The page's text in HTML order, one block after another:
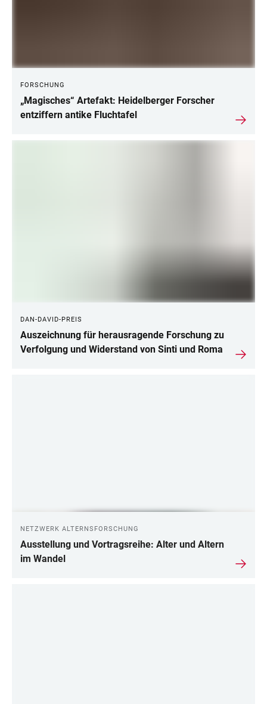
FORSCHUNG
„Magisches“ Artefakt: Heidelberger Forscher
entziffern antike Fluchtafel
DAN-DAVID-PREIS
Auszeichnung für herausragende Forschung zu
Verfolgung und Widerstand von Sinti und Roma
NETZWERK ALTERNSFORSCHUNG
Ausstellung und Vortragsreihe: Alter und Altern
im Wandel